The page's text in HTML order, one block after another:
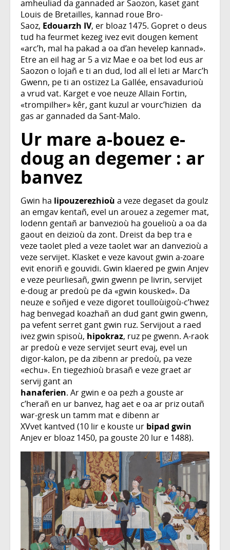
amheuliad da gannaded ar Saozon, kaset gant
Louis de Bretailles, kannad roue Bro-
Saoz, Edouarzh IV, er bloaz 1475. Gopret o deus
tud ha feurmet kezeg ivez evit dougen kement
«arc’h, mal ha pakad a oa d’an hevelep kannad».
Etre an eil hag ar 5 a viz Mae e oa bet lod eus ar
Saozon o lojañ e ti an dud, lod all el leti ar Marc’h
Gwenn, pe ti an ostizez La Gallée, ensavadurioù
a vrud vat. Karget e voe neuze Allain Fortin,
«trompilher» kêr, gant kuzul ar vourc’hizien da
gas ar gannaded da Sant-Malo.
Ur mare a-bouez e-
doug an degemer : ar
banvez
Gwin ha lipouzerezhioù a veze degaset da goulz
an emgav kentañ, evel un arouez a zegemer mat,
lodenn gentañ ar banvezioù ha gouelioù a oa da
gaout en deizioù da zont. Dreist da bep tra e
veze taolet pled a veze taolet war an danvezioù a
veze servijet. Klasket e veze kavout gwin a-zoare
evit enoriñ e gouvidi. Gwin klaered pe gwin Anjev
e veze peurliesañ, gwin gwenn pe livrin, servijet
e-doug ar predoù pe da «gwin kousked». Da
neuze e soñjed e veze digoret toulloùigoù-c’hwez
hag benvegad koazhañ an dud gant gwin gwenn,
pa vefent serret gant gwin ruz. Servijout a raed
ivez gwin spisoù, hipokraz, ruz pe gwenn. A-raok
ar predoù e veze servijet seurt evaj, evel un
digor-kalon, pe da zibenn ar predoù, pa veze
«echu». En tiegezhioù brasañ e veze graet ar
servij gant an
hanaferien. Ar gwin e oa pezh a gouste ar
c’herañ en ur banvez, hag aet e oa ar priz outañ
war-gresk un tamm mat e dibenn ar
XVvet kantved (10 lir e kouste ur bipad gwin
Anjev er bloaz 1450, pa gouste 20 lur e 1488).